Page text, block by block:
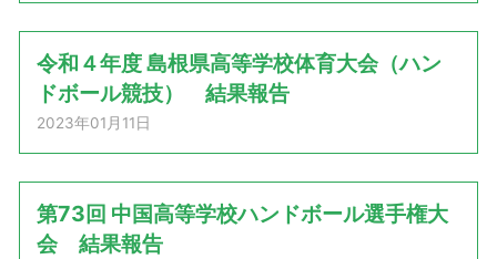
令和４年度 島根県高等学校体育大会（ハン
ドボール競技） 結果報告
2023年01月11日
第73回 中国高等学校ハンドボール選手権大
会 結果報告